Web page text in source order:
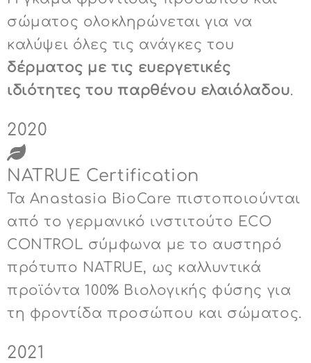
σώματος ολοκληρώνεται για να
καλύψει όλες τις ανάγκες του
δέρματος με τις ευεργετικές
ιδιότητες του παρθένου ελαιόλαδου.
2020
NATRUE Certification
Τα Anastasia BioCare πιστοποιούνται
από το γερμανικό ινστιτούτο ECO
CONTROL σύμφωνα με το αυστηρό
πρότυπο NATRUE, ως καλλυντικά
προϊόντα 100% Βιολογικής φύσης για
τη φροντίδα προσώπου και σώματος.
2021